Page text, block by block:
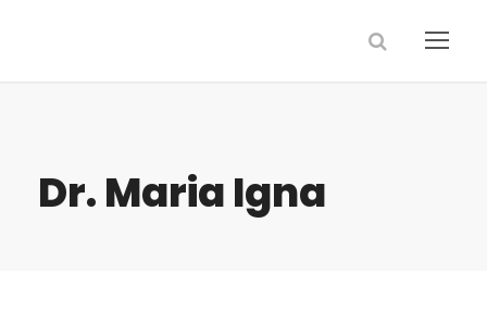
Dr. Maria Igna